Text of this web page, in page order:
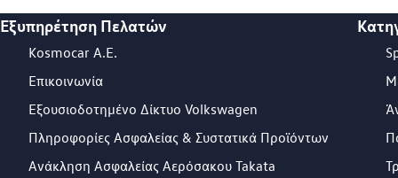
Footer Teaser
Εξυπηρέτηση Πελατών
Kosmocar Α.Ε.
Επικοινωνία
Εξουσιοδοτημένο Δίκτυο Volkswagen
Πληροφορίες Ασφαλείας & Συστατικά Προϊόντων
Ανάκληση Ασφαλείας Αερόσακου Takata